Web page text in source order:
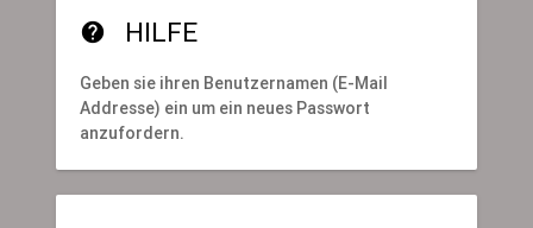
help HILFE
Geben sie ihren Benutzernamen (E-Mail
Addresse) ein um ein neues Passwort
anzufordern.